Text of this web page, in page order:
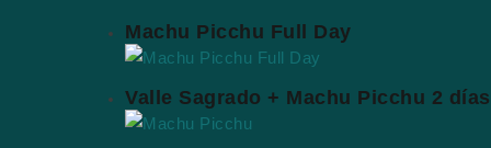
Machu Picchu Full Day
Valle Sagrado + Machu Picchu 2 días